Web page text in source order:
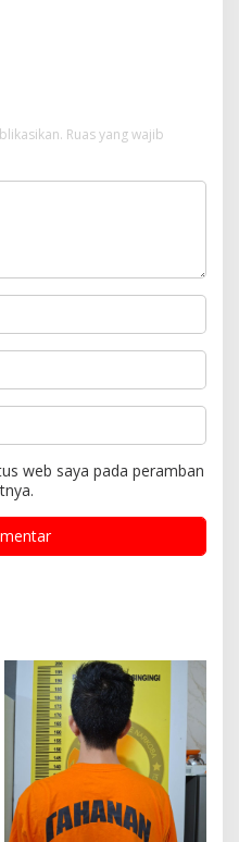
Ruas yang wajib
web saya pada peramban